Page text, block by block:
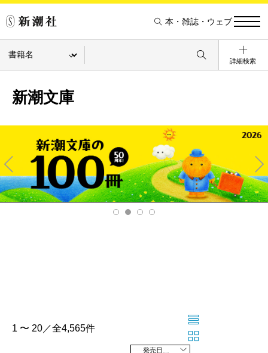
本・雑誌・ウェブ
詳細検索
新潮文庫
Pre
v
Ne
xt
1 〜 20／全4,565件